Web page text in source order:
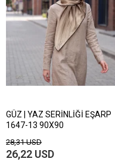
GÜZ | YAZ SERİNLİĞİ EŞARP
1647-13 90X90
28,31 USD
26,22 USD